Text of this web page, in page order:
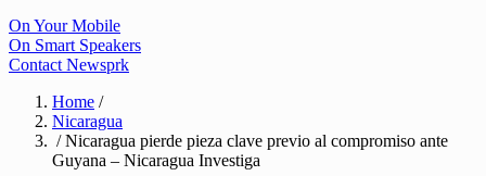
On Your Mobile
On Smart Speakers
Contact Newsprk
Home /
Nicaragua
/ Nicaragua pierde pieza clave previo al compromiso ante
Guyana – Nicaragua Investiga